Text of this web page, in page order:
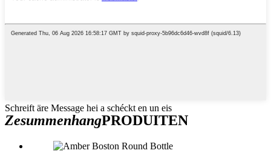
Schreift äre Message hei a schéckt en un eis
ZesummenhangPRODUITEN